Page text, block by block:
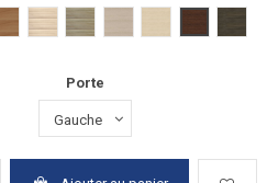
poirieracacia clairacacia fonçé
Porte